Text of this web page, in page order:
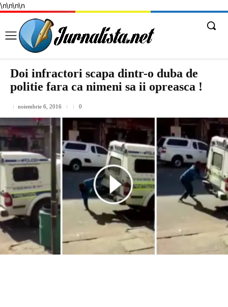
\n\n\n\n
Doi infractori scapa dintr-o duba de
politie fara ca nimeni sa ii opreasca !
noiembrie 6, 2016 0